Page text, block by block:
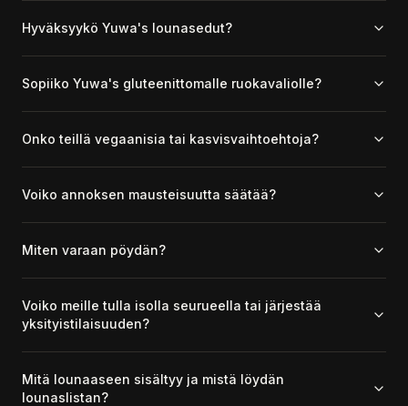
Hyväksyykö Yuwa's lounasedut?
Sopiiko Yuwa's gluteenittomalle ruokavaliolle?
Onko teillä vegaanisia tai kasvisvaihtoehtoja?
Voiko annoksen mausteisuutta säätää?
Miten varaan pöydän?
Voiko meille tulla isolla seurueella tai järjestää
yksityistilaisuuden?
Mitä lounaaseen sisältyy ja mistä löydän
lounaslistan?